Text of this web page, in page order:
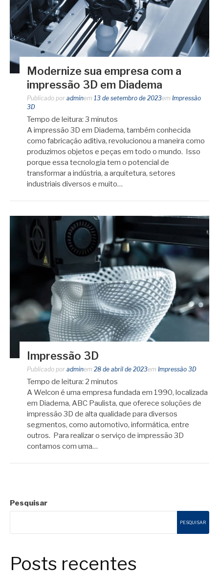
Modernize sua empresa com a
impressão 3D em Diadema
Publicado por adminem 13 de setembro de 2023em Impressão
3D
Tempo de leitura: 3 minutos
A impressão 3D em Diadema, também conhecida
como fabricação aditiva, revolucionou a maneira como
produzimos objetos e peças em todo o mundo. Isso
porque essa tecnologia tem o potencial de
transformar a indústria, a arquitetura, setores
industriais diversos e muito…
Impressão 3D
Publicado por adminem 28 de abril de 2023em Impressão 3D
Tempo de leitura: 2 minutos
A Welcon é uma empresa fundada em 1990, localizada
em Diadema, ABC Paulista, que oferece soluções de
impressão 3D de alta qualidade para diversos
segmentos, como automotivo, informática, entre
outros. Para realizar o serviço de impressão 3D
contamos com uma…
Pesquisar
PESQUISAR
Posts recentes